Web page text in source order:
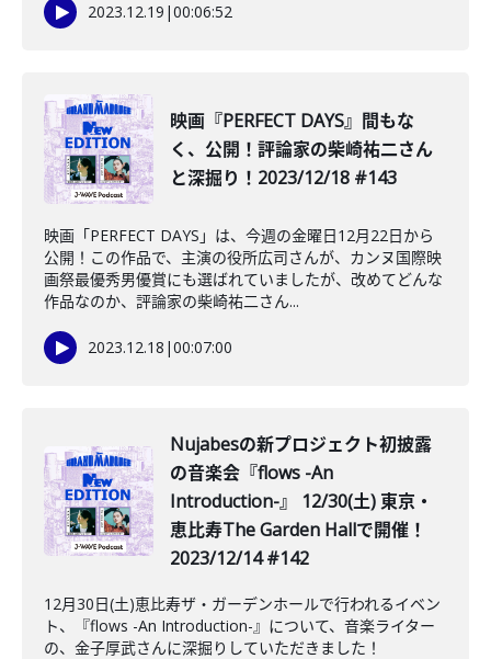
2023.12.19 |00:06:52
映画『PERFECT DAYS』間もな
く、公開！評論家の柴崎祐二さん
と深掘り！2023/12/18 #143
映画「PERFECT DAYS」は、今週の金曜日12月22日から
公開！この作品で、主演の役所広司さんが、カンヌ国際映
画祭最優秀男優賞にも選ばれていましたが、改めてどんな
作品なのか、評論家の柴崎祐二さん...
2023.12.18 |00:07:00
Nujabesの新プロジェクト初披露
の音楽会『flows -An
Introduction-』 12/30(土) 東京・
恵比寿The Garden Hallで開催！
2023/12/14 #142
12月30日(土)恵比寿ザ・ガーデンホールで行われるイベン
ト、『flows -An Introduction-』について、音楽ライター
の、金子厚武さんに深掘りしていただきました！